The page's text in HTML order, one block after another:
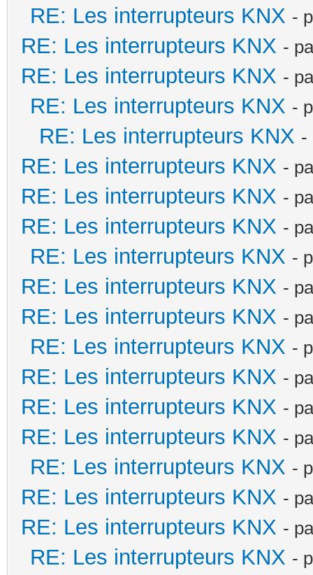
RE: Les interrupteurs KNX -
RE: Les interrupteurs KNX -
RE: Les interrupteurs KNX -
RE: Les interrupteurs KNX -
RE: Les interrupteurs KNX -
RE: Les interrupteurs KNX -
RE: Les interrupteurs KNX -
RE: Les interrupteurs KNX -
RE: Les interrupteurs KNX -
RE: Les interrupteurs KNX -
RE: Les interrupteurs KNX -
RE: Les interrupteurs KNX -
RE: Les interrupteurs KNX -
RE: Les interrupteurs KNX -
RE: Les interrupteurs KNX -
RE: Les interrupteurs KNX -
RE: Les interrupteurs KNX -
RE: Les interrupteurs KNX -
RE: Les interrupteurs KNX -